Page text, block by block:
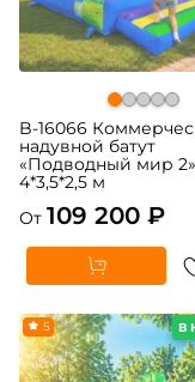
B-16066
надувной батут
«Подводный мир 2»
4*3,5*2,5 м
От 109 200 ₽
В
5